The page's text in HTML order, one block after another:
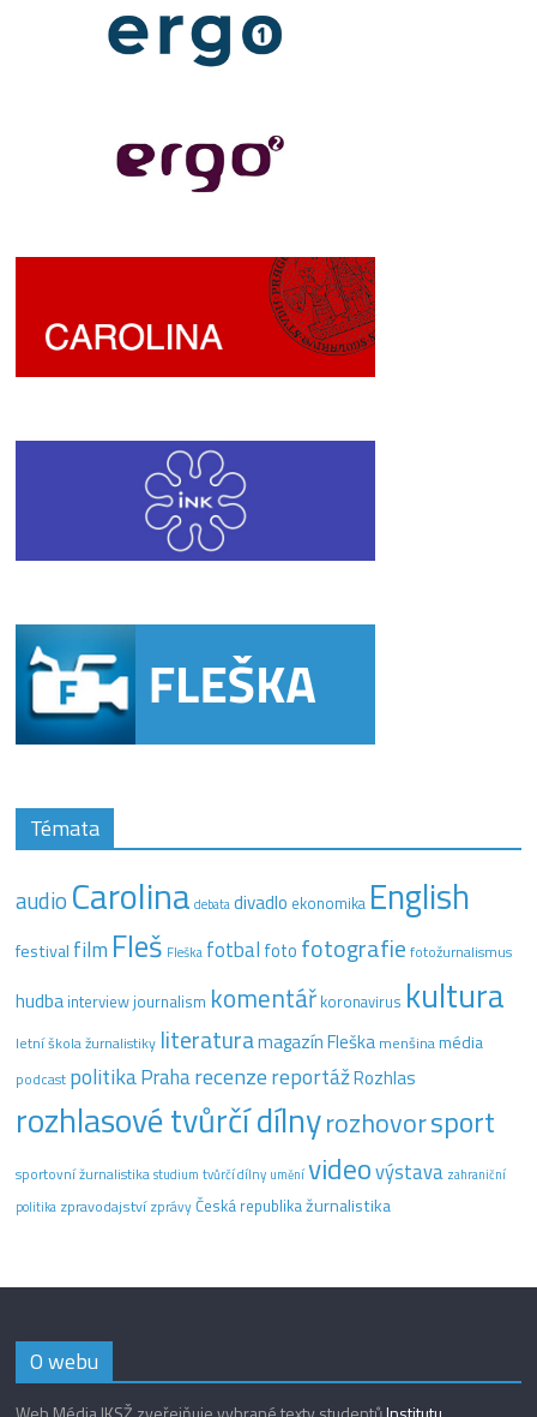
Témata
audio Carolina debata divadlo ekonomika English
festival film Fleš Fleška fotbal foto fotografie fotožurnalismus
hudba interview journalism komentář koronavirus kultura
letní škola žurnalistiky literaturamagazín Fleška menšinamédia
podcast politikaPraharecenzereportážRozhlas
rozhlasové tvůrčí dílnyrozhovorsport
sportovní žurnalistika studium tvůrčí dílny uměnívideovýstava zahraniční
politika zpravodajstvízprávyČeská republikažurnalistika
O webu